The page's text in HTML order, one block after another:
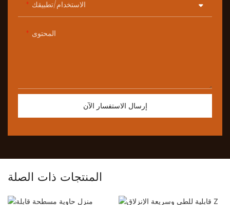
الاستخدام/تطبيقك
المحتوى
إرسال الاستفسار الآن
المنتجات ذات الصلة